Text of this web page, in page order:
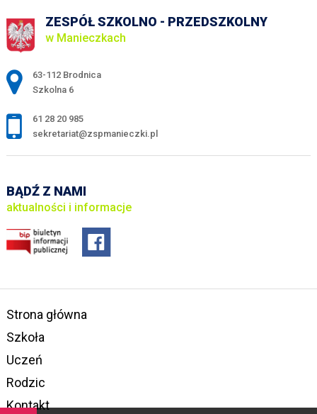
ZESPÓŁ SZKOLNO - PRZEDSZKOLNY
w Manieczkach
Adres pocztowy:
63-112 Brodnica
Szkolna 6
61 28 20 985
sekretariat@zspmanieczki.pl
BĄDŹ Z NAMI
aktualności i informacje
Strona główna
Szkoła
Uczeń
Rodzic
Kontakt